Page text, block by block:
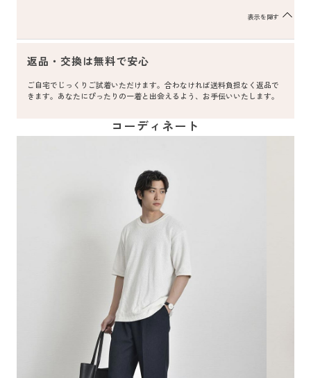
表示を隠す
返品・交換は無料で安心
ご自宅でじっくりご試着いただけます。合わなければ送料負担なく返品で
きます。あなたにぴったりの一着と出会えるよう、お手伝いいたします。
コーディネート